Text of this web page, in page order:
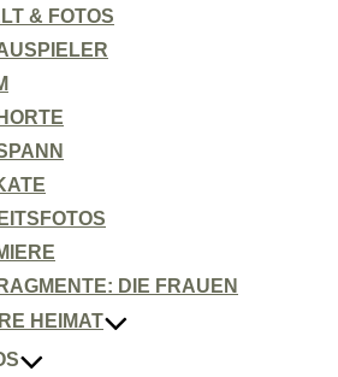
& FOTOS
DIE FRAUEN
HEIMAT